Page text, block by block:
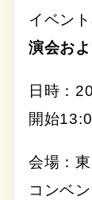
イベント
演会お
日時：
開始
会場：
コンベ